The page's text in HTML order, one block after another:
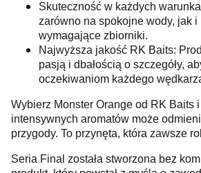
Skuteczność w każdych
zarówno na spokojne wody, jak i
wymagające zbiorniki.
Najwyższa jakość RK Baits:
pasją i dbałością o szczegóły,
oczekiwaniom każdego
Wybierz Monster Orange od RK Baits i
intensywnych aromatów może
przygody. To przynęta, która zawsze
Seria Final została stworzona bez